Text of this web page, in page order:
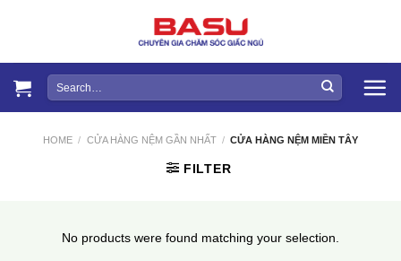
Search
for:
HOME / CỬA HÀNG NỆM GẦN NHẤT / CỬA HÀNG NỆM MIỀN TÂY
FILTER
No products were found matching your selection.